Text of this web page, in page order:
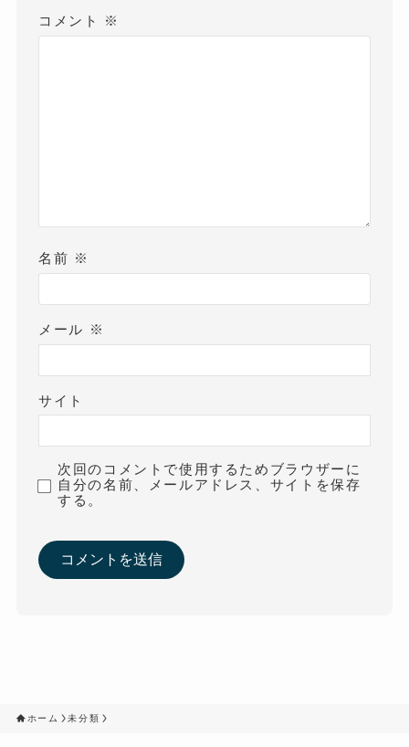
コメント ※
名前 ※
メール ※
サイト
次回のコメントで使用するためブラウザーに
自分の名前、メールアドレス、サイトを保存
する。
ホーム 未分類